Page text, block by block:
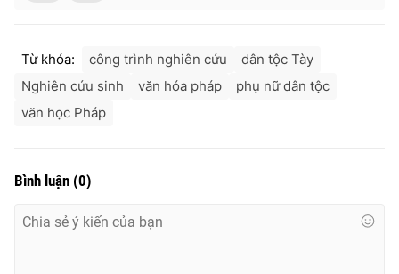
Từ khóa: công trình nghiên cứu
dân tộc Tày
Nghiên cứu sinh
văn hóa pháp
phụ nữ dân tộc
văn học Pháp
Bình luận (0)